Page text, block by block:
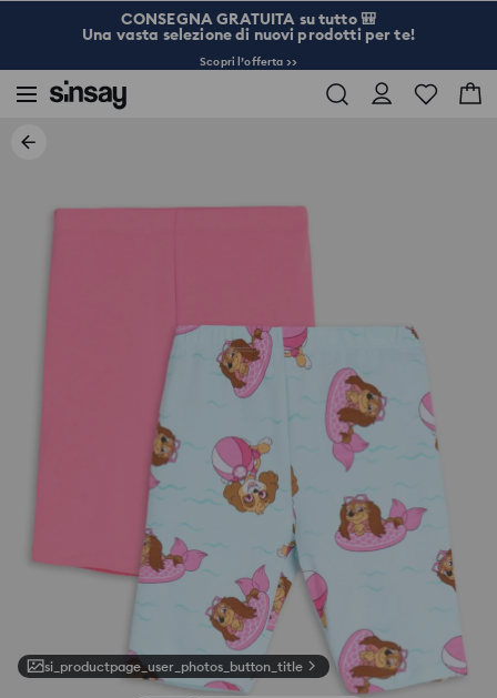
CONSEGNA GRATUITA su tutto 🎒
Una vasta selezione di nuovi prodotti per te!
Scopri l’offerta >>
si_productpage_user_photos_button_title